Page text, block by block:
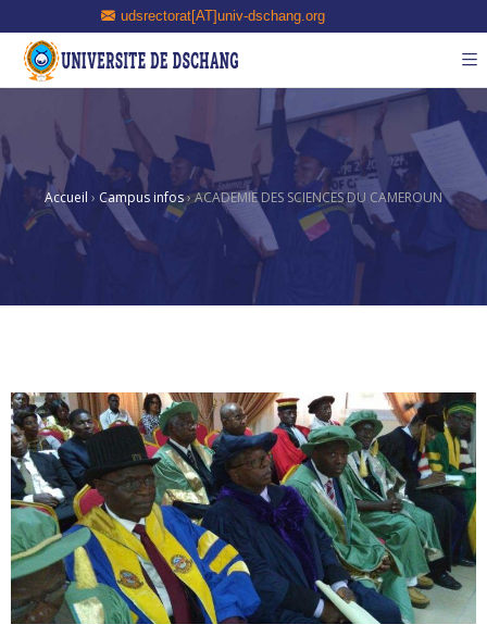
udsrectorat[AT]univ-dschang.org
Accueil › Campus infos›ACADEMIE DES SCIENCES DU CAMEROUN